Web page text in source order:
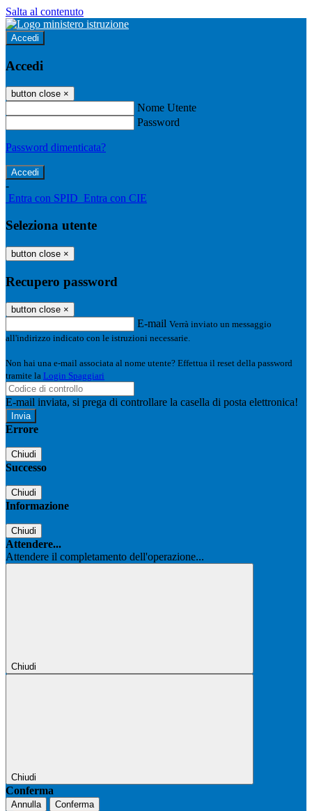
Salta al contenuto
Accedi
Accedi
button close ×
Nome Utente
Password
Password dimenticata?
-
Entra con SPID Entra con CIE
Seleziona utente
button close ×
Recupero password
button close ×
E-mail Verrà inviato un messaggio
all'indirizzo indicato con le istruzioni necessarie.
Non hai una e-mail associata al nome utente? Effettua il reset della password
tramite la Login Spaggiari
E-mail inviata, si prega di controllare la casella di posta elettronica!
Errore
Chiudi
Successo
Chiudi
Informazione
Chiudi
Attendere...
Attendere il completamento dell'operazione...
Chiudi
Chiudi
Conferma
Annulla Conferma